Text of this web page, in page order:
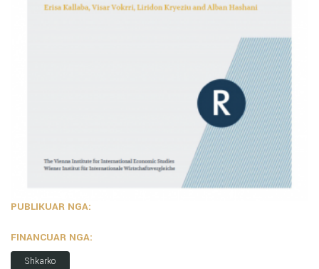
PUBLIKUAR NGA:
FINANCUAR NGA:
Shkarko